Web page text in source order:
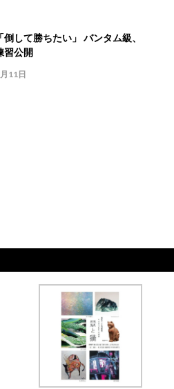
して勝ちたい」 バンタム級、
習公開
11日